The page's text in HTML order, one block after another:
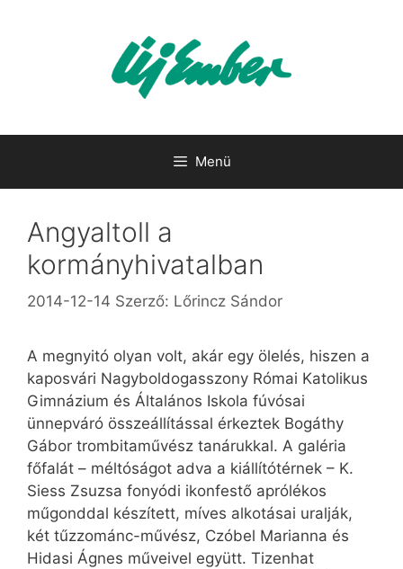
Menü
Angyaltoll a
kormányhivatalban
2014-12-14 Szerző: Lőrincz Sándor
A megnyitó olyan volt, akár egy ölelés, hiszen a
kaposvári Nagyboldogasszony Római Katolikus
Gimnázium és Általános Iskola fúvósai
ünnepváró összeállítással érkeztek Bogáthy
Gábor trombitaművész tanárukkal. A galéria
főfalát – méltóságot adva a kiállítótérnek – K.
Siess Zsuzsa fonyódi ikonfestő aprólékos
műgonddal készített, míves alkotásai uralják,
két tűzzománc-művész, Czóbel Marianna és
Hidasi Ágnes műveivel együtt. Tizenhat